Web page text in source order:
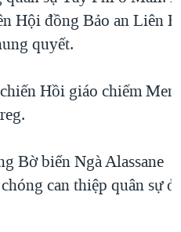
Hội đồng Bảo an Liên
quyết.
Hồi giáo chiếm
Bờ biển Ngà Alassane
can thiệp quân sự ở